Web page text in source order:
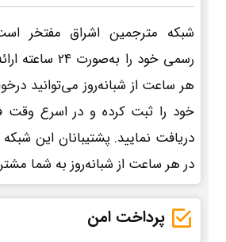
شبکه مترجمین اشراق مفتخر
رسمی خود را
هر ساعت از شبانه‌روز می‌توانید
خود را ثبت کرده و در اسرع وقت
دریافت نمایید. پشتیبانان این
در هر ساعت از شبانه‌روز به شما
پرداخت امن